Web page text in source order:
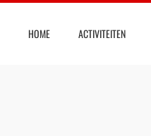
HOME ACTIVITEITEN